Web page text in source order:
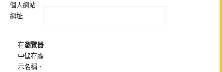
個人網站
網址
在瀏覽器
中儲存顯
示名稱、